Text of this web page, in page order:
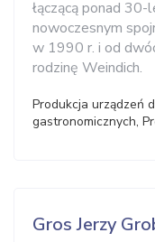
łączącą ponad
nowoczesnym
w 1990 r. i od
rodzinę Weindich.
Produkcja urządzeń
gastronomicznych,
Gros Jerzy